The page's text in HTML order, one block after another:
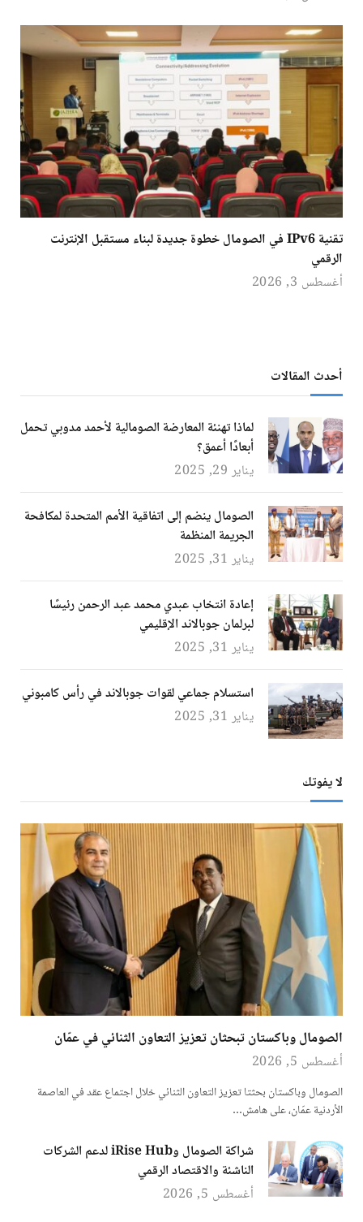
تقنية IPv6 في الصومال خطوة جديدة لبناء مستقبل الإنترنت
الرقمي
أغسطس 3, 2026
أحدث المقالات
لماذا تهنئة المعارضة الصومالية لأحمد مدوبي تحمل
أبعادًا أعمق؟
يناير 29, 2025
الصومال ينضم إلى اتفاقية الأمم المتحدة لمكافحة
الجريمة المنظمة
يناير 31, 2025
إعادة انتخاب عبدي محمد عبد الرحمن رئيسًا
لبرلمان جوبالاند الإقليمي
يناير 31, 2025
استسلام جماعي لقوات جوبالاند في رأس كامبوني
يناير 31, 2025
لا يفوتك
الصومال وباكستان تبحثان تعزيز التعاون الثنائي في عمّان
أغسطس 5, 2026
الصومال وباكستان بحثتا تعزيز التعاون الثنائي خلال اجتماع عقد في العاصمة
الأردنية عمّان، على هامش…
شراكة الصومال وiRise Hub لدعم الشركات
الناشئة والاقتصاد الرقمي
أغسطس 5, 2026